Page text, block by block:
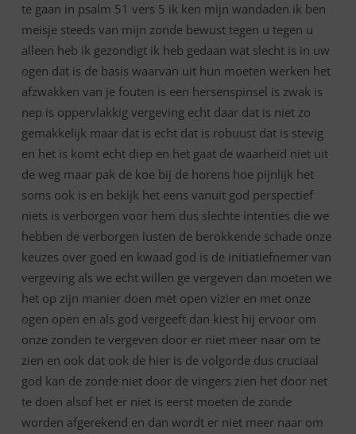
te gaan in psalm 51 vers 5 ik ken mijn wandaden ik ben
meisje steeds van mijn zonde bewust tegen u tegen u
alleen heb ik gezondigt ik heb gedaan wat slecht is in uw
ogen dat is de basis waarvan uit hun moeten werken het
afzwakken van je fouten is een hersenspinsel is zwak is
nep is oppervlakkig vergeving echt daar dat is niet zo
gemakkelijk maar dat is echt dat is robuust dat is stevig
en het is komt echt diep en het gaat de waarheid niet uit
de weg maar pak de koe bij de horens hoe pijnlijk het
soms ook is en bekijk het eens vanuit god perspectief
niets is verborgen voor hem dus slechte intenties die we
hebben de verborgen lusten de berokkende schade onze
keuzes over goed en kwaad god is de initiatiefnemer van
vergeving als we echt willen ge vergeven dan moeten we
het op zijn manier doen met open vizier en met onze
ogen open en als god vergeeft dan kiest hij ervoor om
onze zonden te vergeven door er niet meer naar om te
zien en ook dat ook de hier is de volgorde dus cruciaal
god kan de zonde niet door de vingers zien het door net
te doen alsof het er niet is eerst moeten de zonde
worden afgerekend en dan wordt er niet meer naar om